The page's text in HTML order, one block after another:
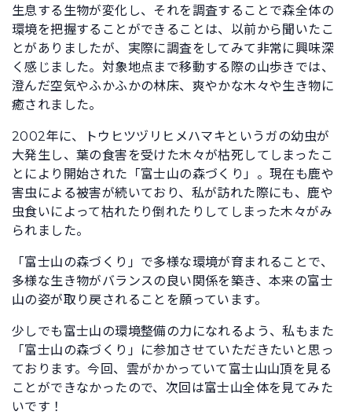
生息する生物が変化し、それを調査することで森全体の
環境を把握することができることは、以前から聞いたこ
とがありましたが、実際に調査をしてみて非常に興味深
く感じました。対象地点まで移動する際の山歩きでは、
澄んだ空気やふかふかの林床、爽やかな木々や生き物に
癒されました。
2002年に、トウヒツヅリヒメハマキというガの幼虫が
大発生し、葉の食害を受けた木々が枯死してしまったこ
とにより開始された「富士山の森づくり」。現在も鹿や
害虫による被害が続いており、私が訪れた際にも、鹿や
虫食いによって枯れたり倒れたりしてしまった木々がみ
られました。
「富士山の森づくり」で多様な環境が育まれることで、
多様な生き物がバランスの良い関係を築き、本来の富士
山の姿が取り戻されることを願っています。
少しでも富士山の環境整備の力になれるよう、私もまた
「富士山の森づくり」に参加させていただきたいと思っ
ております。今回、雲がかかっていて富士山山頂を見る
ことができなかったので、次回は富士山全体を見てみた
いです！